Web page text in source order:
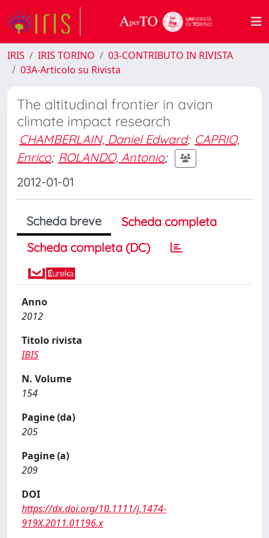
IRIS IRIS TORINO
03-CONTRIBUTO IN RIVISTA
03A-Articolo su Rivista
The altitudinal frontier in avian
climate impact research
CHAMBERLAIN, Daniel Edward; CAPRIO,
Enrico; ROLANDO, Antonio;
2012-01-01
Scheda breve
Scheda completa
Scheda completa (DC)
Anno
2012
Titolo rivista
IBIS
N. Volume
154
Pagine (da)
205
Pagine (a)
209
DOI
https://dx.doi.org/10.1111/j.1474-
919X.2011.01196.x